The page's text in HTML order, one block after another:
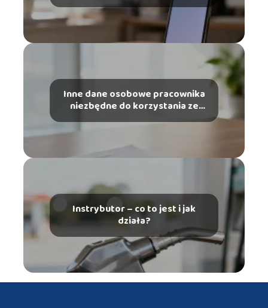
Inne dane osobowe pracownika
niezbędne do korzystania ze
szczególnych uprawnień – co
Instrybutor – co to jest i jak
działa?